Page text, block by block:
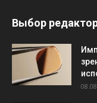
Выбор